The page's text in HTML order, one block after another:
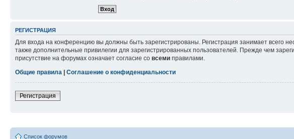
РЕГИСТРАЦИЯ
Для входа на конференцию вы должны быть зарегистрированы. Регистрация занимает всего
также дополнительные привилегии для зарегистрированных пользователей. Прежде чем
присутствие на форумах означает согласие со всеми правилами.
Общие правила | Соглашение о конфиденциальности
Регистрация
Список форумов